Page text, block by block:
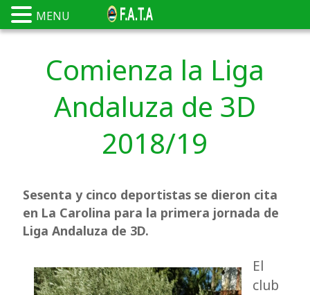
Comienza la Liga
Andaluza de 3D
2018/19
Sesenta y cinco deportistas se dieron cita
en La Carolina para la primera jornada de
Liga Andaluza de 3D.
El
club
MENU